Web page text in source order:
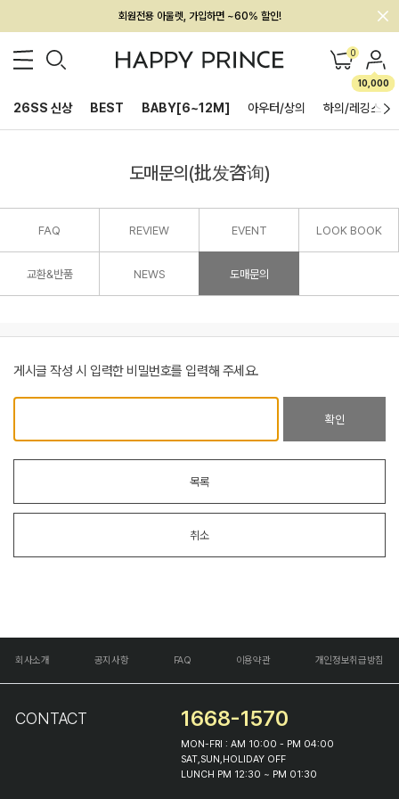
회원전용 아울렛, 가입하면 ~60% 할인!
멤버십 최대 28,000원 혜택 0
10,000
26SS 신상 BEST BABY[6~12M] 아우터/상의 하의/레깅스
도매문의(批发咨询)
FAQ REVIEW EVENT LOOK BOOK
교환&반품 NEWS 도매문의
게시글 작성 시 입력한 비밀번호를 입력해 주세요.
확인
목록
취소
회사소개 공지사항 FAQ 이용약관 개인정보취급방침
CONTACT 1668-1570
MON-FRI : AM 10:00 - PM 04:00
SAT,SUN,HOLIDAY OFF
LUNCH PM 12:30 ~ PM 01:30